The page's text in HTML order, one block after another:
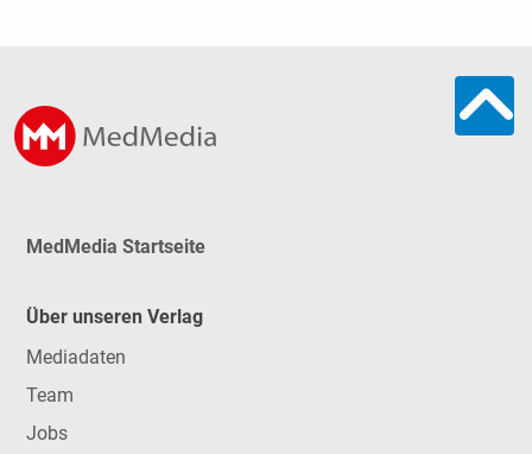
MedMedia Startseite
Über unseren Verlag
Mediadaten
Team
Jobs